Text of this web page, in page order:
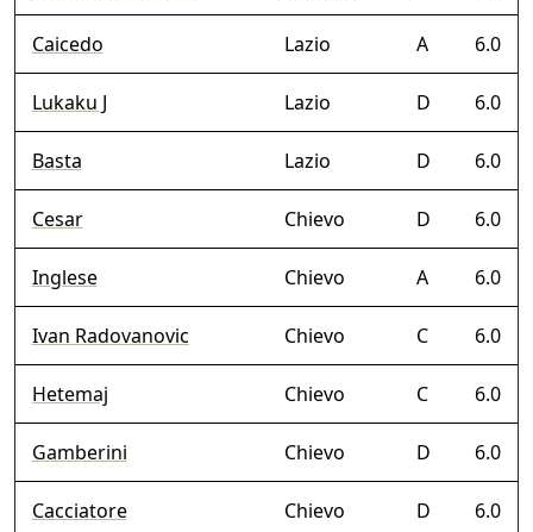
Caicedo Lazio A 6.0
Lukaku J Lazio D 6.0
Basta Lazio D 6.0
Cesar Chievo D 6.0
Inglese Chievo A 6.0
Ivan Radovanovic Chievo C 6.0
Hetemaj Chievo C 6.0
Gamberini Chievo D 6.0
Cacciatore Chievo D 6.0